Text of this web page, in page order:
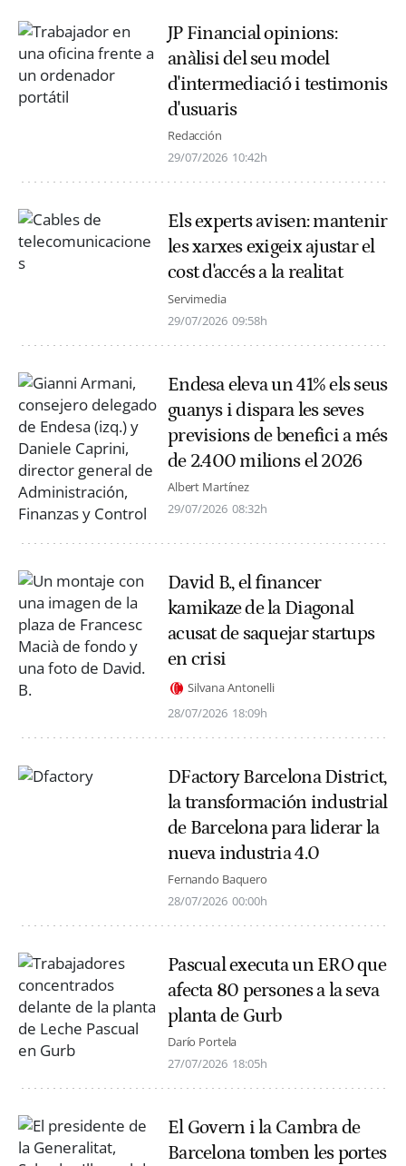
JP Financial opinions:
anàlisi del seu model
d'intermediació i testimonis
d'usuaris
Redacción
29/07/2026 10:42h
Els experts avisen: mantenir
les xarxes exigeix ajustar el
cost d'accés a la realitat
Servimedia
29/07/2026 09:58h
Endesa eleva un 41% els seus
guanys i dispara les seves
previsions de benefici a més
de 2.400 milions el 2026
Albert Martínez
29/07/2026 08:32h
David B., el financer
kamikaze de la Diagonal
acusat de saquejar startups
en crisi
Silvana Antonelli
28/07/2026 18:09h
DFactory Barcelona District,
la transformación industrial
de Barcelona para liderar la
nueva industria 4.0
Fernando Baquero
28/07/2026 00:00h
Pascual executa un ERO que
afecta 80 persones a la seva
planta de Gurb
Darío Portela
27/07/2026 18:05h
El Govern i la Cambra de
Barcelona tomben les portes